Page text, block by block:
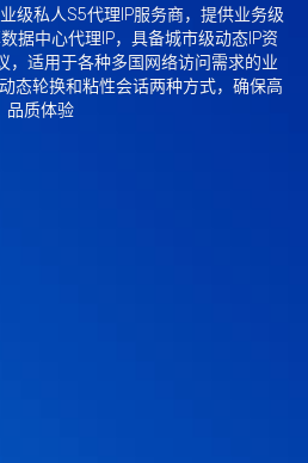
级私人S5代理 IP服务商，提供业务级
数据中心代理IP，具备城市级动态IP资
，适用于各种多国网络访问需求的业
态轮换和粘性会话两种方式，确保高
品质体验